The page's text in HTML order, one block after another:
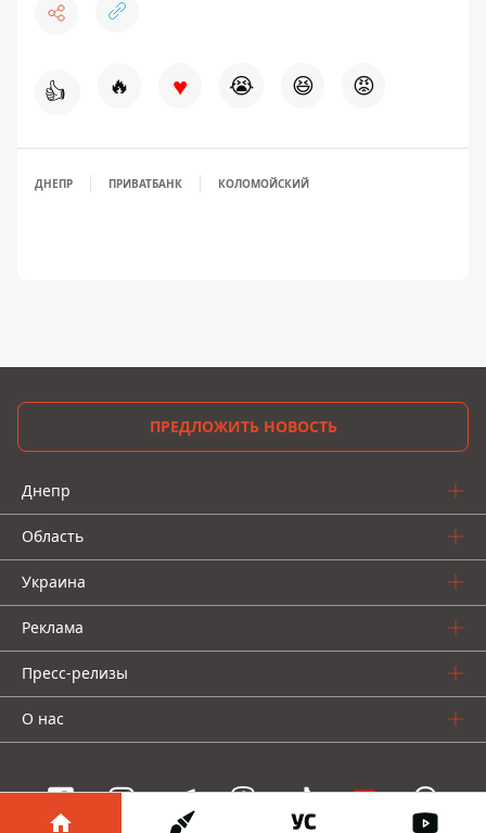
👍 🔥 ♥ 😭 😆 😡
ДНЕПР ПРИВАТБАНК КОЛОМОЙСКИЙ
ПРЕДЛОЖИТЬ НОВОСТЬ
Днепр
Область
Украина
Реклама
Пресс-релизы
О нас